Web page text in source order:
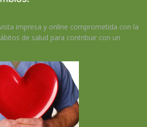
impresa y online comprometida con la
de salud para contribuir con un